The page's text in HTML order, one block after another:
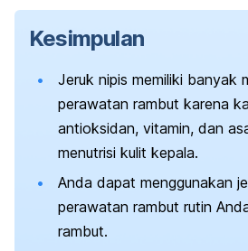
Kesimpulan
Jeruk nipis memiliki banyak
perawatan rambut karena
antioksidan, vitamin, dan
menutrisi kulit kepala.
Anda dapat menggunakan
perawatan rambut rutin
rambut.